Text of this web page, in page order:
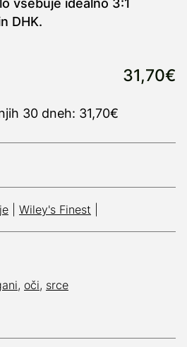
vsebuje idealno 3:1
DHK.
31,70€
30 dneh: 31,70€
Wiley's Finest
, oči, srce